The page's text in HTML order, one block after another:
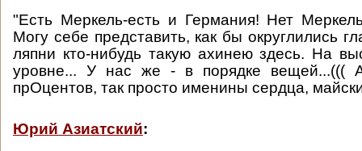
"Есть Меркель-есть и Германия! Нет
Могу себе представить, как бы округлились
ляпни кто-нибудь такую ахинею здесь. На
уровне... У нас же - в порядке вещей...(((
прОцентов, так просто именины сердца,
Юрий Азиатский: